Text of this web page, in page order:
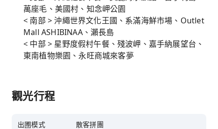
萬座毛、美國村、知念岬公園
< 南部 > 沖繩世界文化王國、系滿海鮮市場、Outlet
Mall ASHIBINAA、瀨長島
< 中部 > 星野度假村午餐、殘波岬、嘉手納展望台、
東南植物樂園、永旺商城來客夢
觀光行程
出圑模式 散客拼團